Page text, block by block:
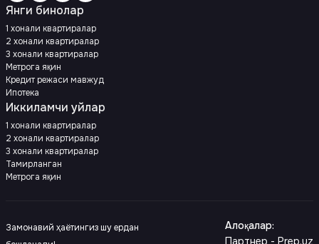
Янги бинолар
1 хонали квартиралар
2 хонали квартиралар
3 хонали квартиралар
Метрога яқин
Кредит режаси мавжуд
Ипотека
Иккиламчи уйлар
1 хонали квартиралар
2 хонали квартиралар
3 хонали квартиралар
Тамирланган
Метрога яқин
Замонавий ҳаётингиз шу ердан
Алоқалар:
Партнер - Prep.uz